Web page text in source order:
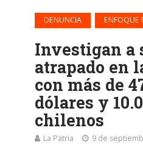
DENUNCIA ENFOQUE
Investigan a
atrapado en
con más de
dólares y
chilenos
La Patria
9 de